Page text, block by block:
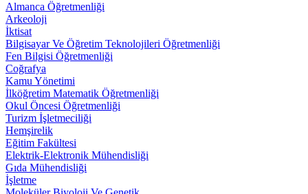
Almanca Öğretmenliği
Arkeoloji
İktisat
Bilgisayar Ve Öğretim Teknolojileri Öğretmenliği
Fen Bilgisi Öğretmenliği
Coğrafya
Kamu Yönetimi
İlköğretim Matematik Öğretmenliği
Okul Öncesi Öğretmenliği
Turizm İşletmeciliği
Hemşirelik
Eğitim Fakültesi
Elektrik-Elektronik Mühendisliği
Gıda Mühendisliği
İşletme